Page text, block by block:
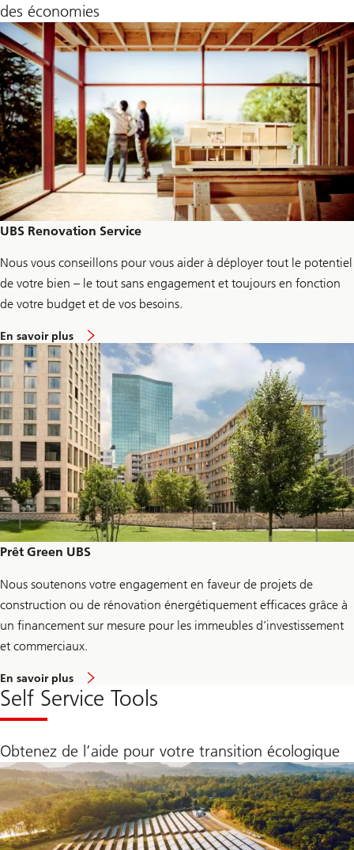
des économies
UBS Renovation Service
Nous vous conseillons pour vous aider à déployer tout le potentiel
de votre bien – le tout sans engagement et toujours en fonction
de votre budget et de vos besoins.
En savoir plus
i
n
k
t
o
p
a
e
U
B
S
R
e
n
o
i
o
n
S
Prêt Green UBS
Nous soutenons votre engagement en faveur de projets de
construction ou de rénovation énergétiquement efficaces grâce à
un financement sur mesure pour les immeubles d’investissement
et commerciaux.
En savoir plus
b
B
S
E
n
e
g
y
Self Service Tools
Obtenez de l’aide pour votre transition écologique